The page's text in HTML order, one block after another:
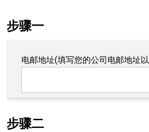
步骤一
电邮地址(填写您的公司电邮地址
步骤二